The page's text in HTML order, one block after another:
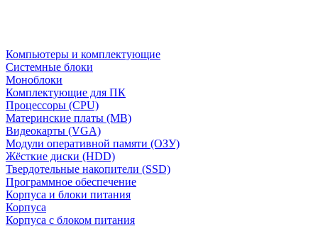
Компьютеры и комплектующие
Системные блоки
Моноблоки
Комплектующие для ПК
Процессоры (CPU)
Материнские платы (MB)
Видеокарты (VGA)
Модули оперативной памяти (ОЗУ)
Жёсткие диски (HDD)
Твердотельные накопители (SSD)
Программное обеспечение
Корпуса и блоки питания
Корпуса
Корпуса с блоком питания